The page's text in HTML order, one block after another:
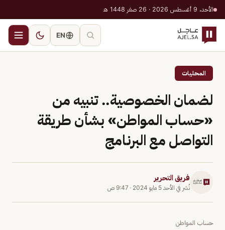
الأحد، 9 أغسطس 2026 · 26 صفر 1448 هـ
EN
المحليات
لضمان الخصوصية.. تنبيه من
«حساب المواطن» بشأن طريقة
التواصل مع البرنامج
فريق التحرير
نُشر في الأحد 5 مايو 2024 · 9:47 ص
حساب المواطن